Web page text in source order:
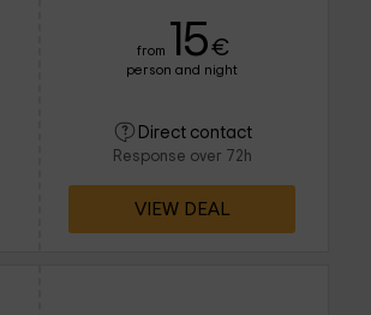
from 15€
person and night
Direct contact
Response over 72h
VIEW DEAL